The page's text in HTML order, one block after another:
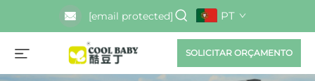
[email protected] PT
SOLICITAR ORÇAMENTO